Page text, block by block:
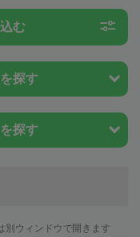
む
探す
探す
別ウィンドウで開きます